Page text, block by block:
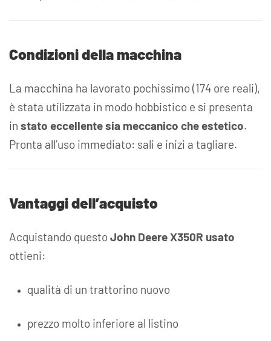
Condizioni della macchina
La macchina ha lavorato pochissimo (174 ore reali),
è stata utilizzata in modo hobbistico e si presenta
in stato eccellente sia meccanico che estetico.
Pronta all’uso immediato: sali e inizi a tagliare.
Vantaggi dell’acquisto
Acquistando questo John Deere X350R usato
ottieni:
qualità di un trattorino nuovo
prezzo molto inferiore al listino